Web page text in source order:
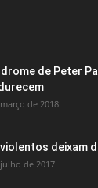
de Peter
de 2018
violentos deixam
de 2017